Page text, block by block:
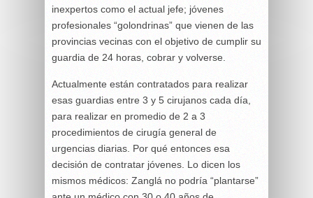
inexpertos como el actual jefe; jóvenes
profesionales “golondrinas” que vienen de las
provincias vecinas con el objetivo de cumplir su
guardia de 24 horas, cobrar y volverse.
Actualmente están contratados para realizar
esas guardias entre 3 y 5 cirujanos cada día,
para realizar en promedio de 2 a 3
procedimientos de cirugía general de
urgencias diarias. Por qué entonces esa
decisión de contratar jóvenes. Lo dicen los
mismos médicos: Zanglá no podría “plantarse”